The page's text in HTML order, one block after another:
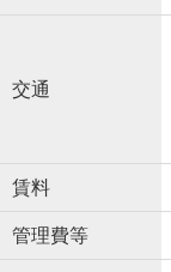
交通
賃料
管理費等